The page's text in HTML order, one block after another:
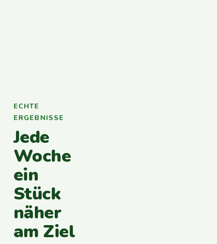
ECHTE
ERGEBNISSE
Jede
Woche
ein
Stück
näher
am Ziel